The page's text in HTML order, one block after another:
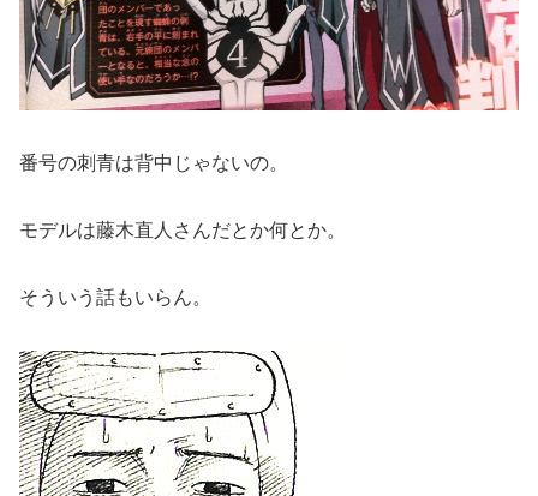
番号の刺青は背中じゃないの。
モデルは藤木直人さんだとか何とか。
そういう話もいらん。